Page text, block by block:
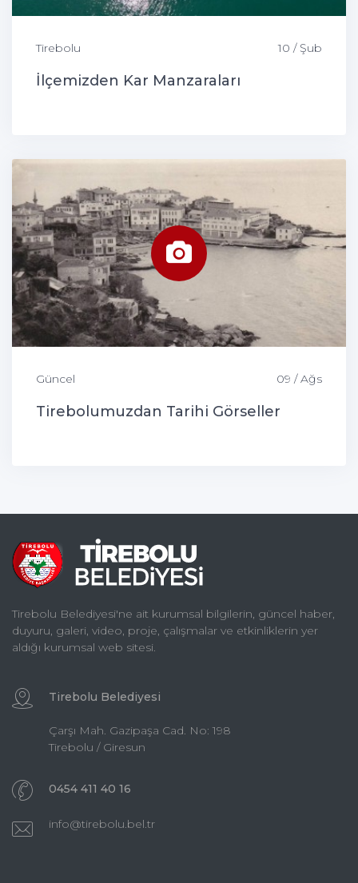
Tirebolu 10 / Şub
İlçemizden Kar Manzaraları
Güncel 09 / Ağs
Tirebolumuzdan Tarihi Görseller
Tirebolu Belediyesi'ne ait kurumsal bilgilerin, güncel haber,
duyuru, galeri, video, proje, çalışmalar ve etkinliklerin yer
aldığı kurumsal web sitesi.
Tirebolu Belediyesi
Çarşı Mah. Gazipaşa Cad. No: 198
Tirebolu / Giresun
0454 411 40 16
info@tirebolu.bel.tr